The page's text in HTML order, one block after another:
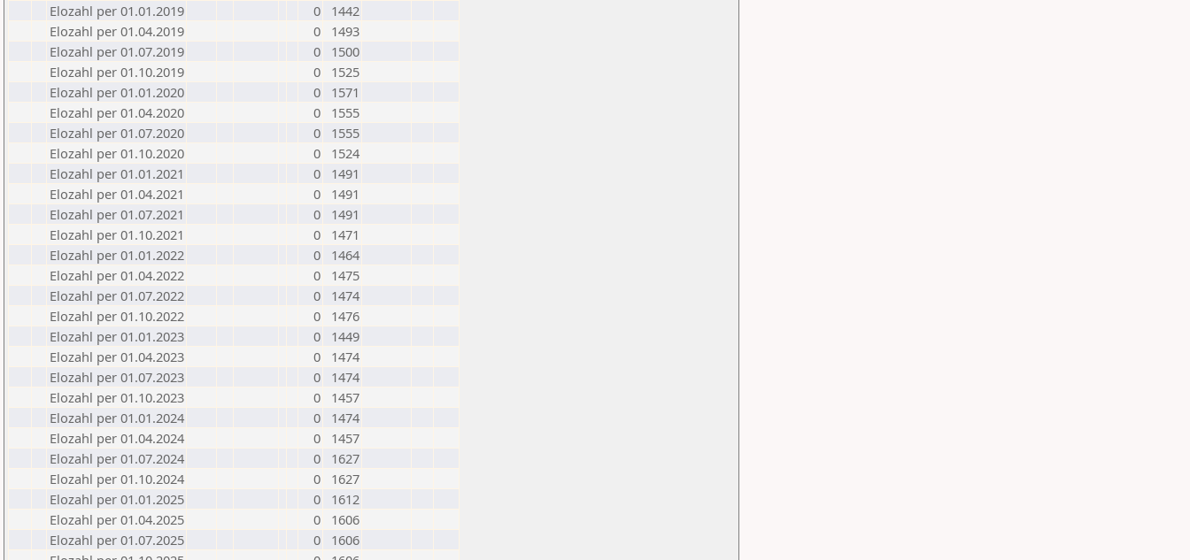
Elozahl per 01.01.2019
0
1442
Elozahl per 01.04.2019
0
1493
Elozahl per 01.07.2019
0
1500
Elozahl per 01.10.2019
0
1525
Elozahl per 01.01.2020
0
1571
Elozahl per 01.04.2020
0
1555
Elozahl per 01.07.2020
0
1555
Elozahl per 01.10.2020
0
1524
Elozahl per 01.01.2021
0
1491
Elozahl per 01.04.2021
0
1491
Elozahl per 01.07.2021
0
1491
Elozahl per 01.10.2021
0
1471
Elozahl per 01.01.2022
0
1464
Elozahl per 01.04.2022
0
1475
Elozahl per 01.07.2022
0
1474
Elozahl per 01.10.2022
0
1476
Elozahl per 01.01.2023
0
1449
Elozahl per 01.04.2023
0
1474
Elozahl per 01.07.2023
0
1474
Elozahl per 01.10.2023
0
1457
Elozahl per 01.01.2024
0
1474
Elozahl per 01.04.2024
0
1457
Elozahl per 01.07.2024
0
1627
Elozahl per 01.10.2024
0
1627
Elozahl per 01.01.2025
0
1612
Elozahl per 01.04.2025
0
1606
Elozahl per 01.07.2025
0
1606